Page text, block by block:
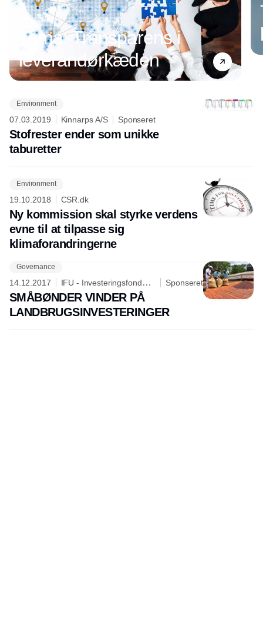
Tema: Transparens i
leverandørkæden
Environment
07.03.2019 Kinnarps A/S Sponseret
Stofrester ender som unikke
taburetter
Environment
19.10.2018 CSR.dk
Ny kommission skal styrke verdens
evne til at tilpasse sig
klimaforandringerne
Governance
14.12.2017
IFU - Investeringsfonden
for Udviklingslande
Sponseret
SMÅBØNDER VINDER PÅ
LANDBRUGSINVESTERINGER